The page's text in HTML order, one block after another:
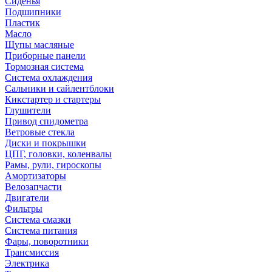
Подшипники
Пластик
Масло
Щупы масляные
Приборные панели
Тормозная система
Система охлаждения
Сальники и сайлентблоки
Кикстартер и стартеры
Глушители
Привод спидометра
Ветровые стекла
Диски и покрышки
ЦПГ, головки, коленвалы
Рамы, рули, гироскопы
Амортизаторы
Велозапчасти
Двигатели
Фильтры
Система смазки
Система питания
Фары, поворотники
Трансмиссия
Электрика